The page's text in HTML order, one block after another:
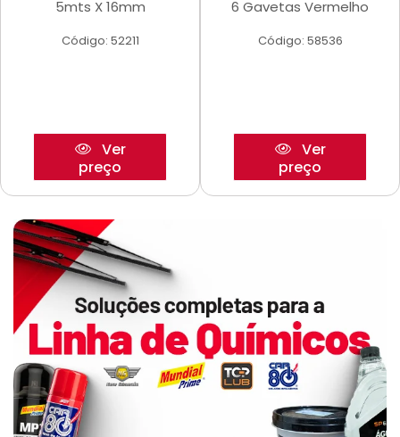
5mts X 16mm
Código: 52211
Ver
preço
6 Gavetas Vermelho
Código: 58536
Ver
preço